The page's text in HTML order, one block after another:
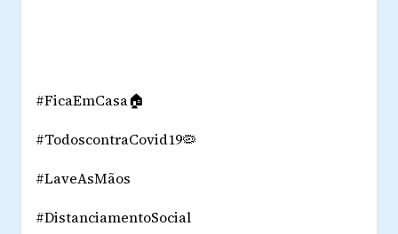
#FicaEmCasa🏠
#TodoscontraCovid19🦠
#LaveAsMãos
#DistanciamentoSocial